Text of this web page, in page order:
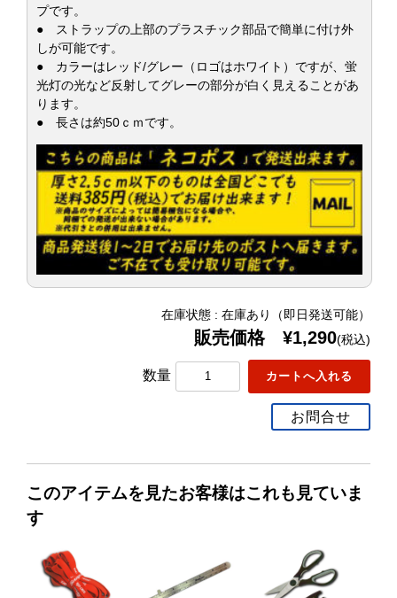
プです。
● ストラップの上部のプラスチック部品で簡単に付け外
しが可能です。
● カラーはレッド/グレー（ロゴはホワイト）ですが、蛍
光灯の光など反射してグレーの部分が白く見えることがあ
ります。
● 長さは約50ｃｍです。
在庫状態 : 在庫あり（即日発送可能）
販売価格 ¥1,290(税込)
数量
お問合せ
このアイテムを見たお客様はこれも見ていま
す